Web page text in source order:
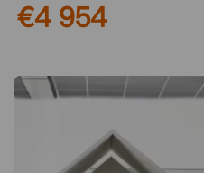
reduziert. Diese Variante ist mit
Frontabschirmungen
Untergrund Die Paneele sind
ausgestattet, die
dafür sorgen, dass der
So sind Sie nicht auf den
€4 954